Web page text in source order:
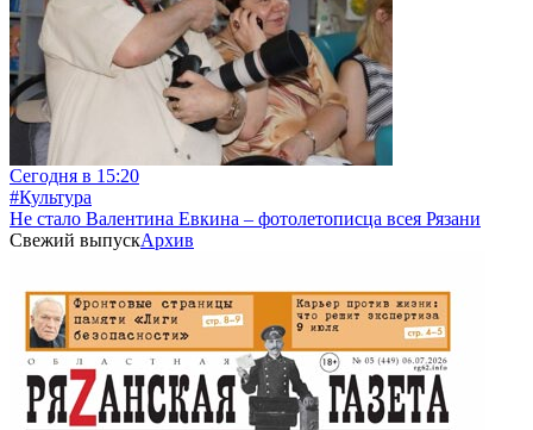
Сегодня в 15:20
#Культура
Не стало Валентина Евкина – фотолетописца всея Рязани
Свежий выпускАрхив